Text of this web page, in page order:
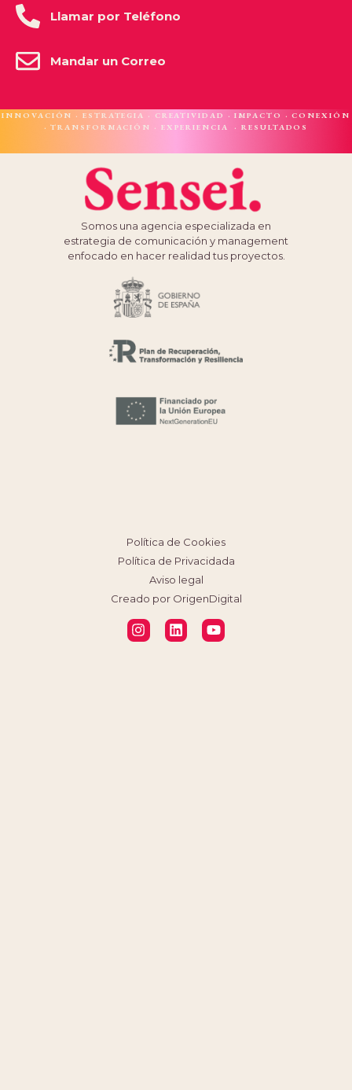
Llamar por Teléfono
Mandar un Correo
INNOVACIÓN · ESTRATEGIA · CREATIVIDAD · IMPACTO · CONEXIÓN
· TRANSFORMACIÓN · EXPERIENCIA · RESULTADOS
Somos una agencia especializada en
estrategia de comunicación y management
enfocado en hacer realidad tus proyectos.
Política de Cookies
Política de Privacidada
Aviso legal
Creado por OrigenDigital